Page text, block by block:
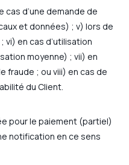
cas d’une demande de
et données) ; v) lors de
vi) en cas d’utilisation
moyenne) ; vii) en
fraude ; ou viii) en cas de
du Client.
pour le paiement (partiel)
notification en ce sens